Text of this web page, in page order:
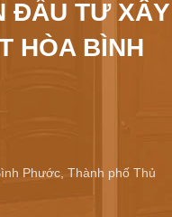
ĐẦU TƯ XÂY
HÒA BÌNH
Phước, Thành phố Thủ